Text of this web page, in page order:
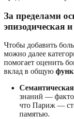
За пределами
эпизодическая
Чтобы добавить
можно далее
помогает оценить
вклад в общую
знаний —
что Париж —
памятью.